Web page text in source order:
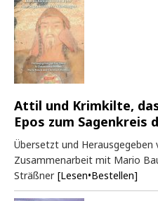
Attil und Krimkilte,
Epos zum Sagenkreis
Übersetzt und Herausgegeben
Zusammenarbeit mit Mario
Sträßner [Lesen•Bestellen]